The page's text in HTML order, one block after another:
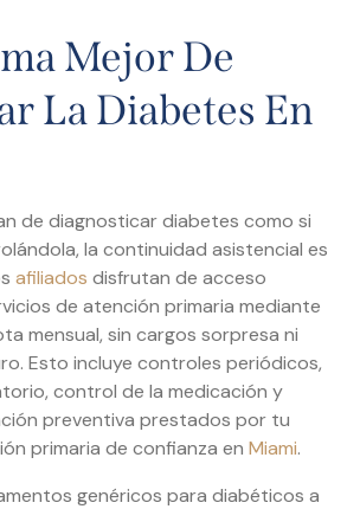
Mejor De
La Diabetes En
de diagnosticar diabetes como si
la continuidad asistencial es
afiliados disfrutan de acceso
de atención primaria mediante
mensual, sin cargos sorpresa ni
Esto incluye controles periódicos,
control de la medicación y
preventiva prestados por tu
primaria de confianza en Miami.
genéricos para diabéticos a